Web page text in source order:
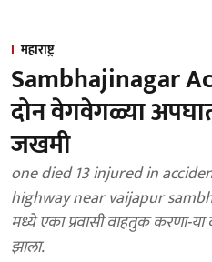
महाराष्ट्र
Sambhajinagar
दोन वेगवेगळ्या
जखमी
one died 13 injured in
highway near vaijapur
मध्ये एका प्रवासी वाहतुक करणा-
झाला.